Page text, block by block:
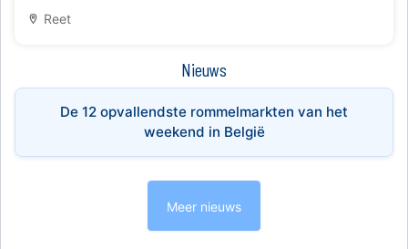
Reet
Nieuws
De 12 opvallendste rommelmarkten van het
weekend in België
Meer nieuws